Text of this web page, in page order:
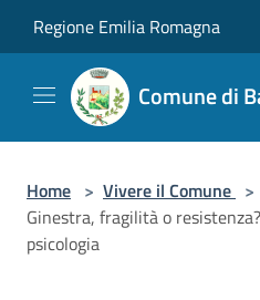
Regione Emilia Romagna
Comune di
Home > Vivere il Comune >
Ginestra, fragilità o
psicologia